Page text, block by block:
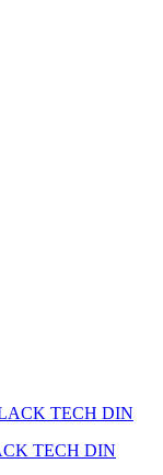
TECH DIN